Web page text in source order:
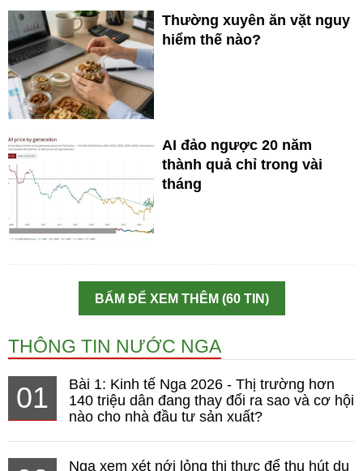
Thường xuyên ăn vặt nguy
hiểm thế nào?
AI đảo ngược 20 năm
thành quả chỉ trong vài
tháng
BẤM ĐỂ XEM THÊM (60 TIN)
THÔNG TIN NƯỚC NGA
01
Bài 1: Kinh tế Nga 2026 - Thị trường hơn
140 triệu dân đang thay đổi ra sao và cơ hội
nào cho nhà đầu tư sản xuất?
Nga xem xét nới lỏng thị thực để thu hút du